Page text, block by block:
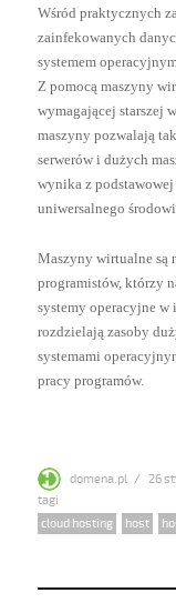
Wśród praktycznych
zainfekowanych
systemem
Z pomocą maszyny
wymagającej starszej
maszyny pozwalają
serwerów i dużych
wynika z
uniwersalnego
Maszyny wirtualne są
programistów, którzy
systemy operacyjne
rozdzielają zasoby
systemami
pracy programów.
Author
domena.pl 26
Tags
cloud hosting host